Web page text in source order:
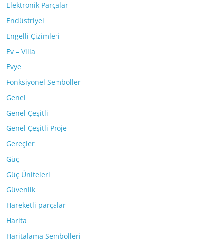
Elektronik Parçalar
Endüstriyel
Engelli Çizimleri
Ev – Villa
Evye
Fonksiyonel Semboller
Genel
Genel Çeşitli
Genel Çeşitli Proje
Gereçler
Güç
Güç Üniteleri
Güvenlik
Hareketli parçalar
Harita
Haritalama Sembolleri